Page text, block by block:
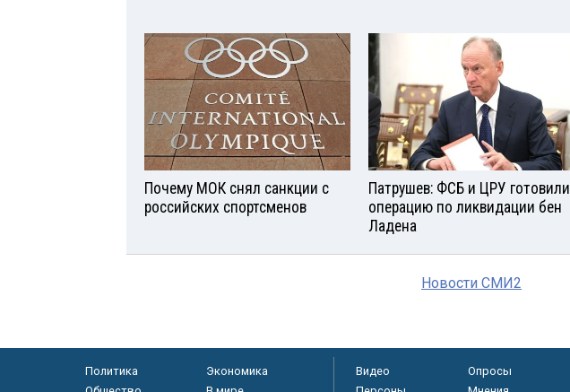
Почему МОК снял санкции с
российских спортсменов
Патрушев: ФСБ и ЦРУ готовили
операцию по ликвидации бен
Ладена
Новости СМИ2
Политика
Экономика
Видео Опросы